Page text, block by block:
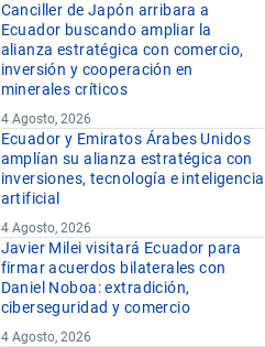
Canciller de Japón arribara a
Ecuador buscando ampliar la
alianza estratégica con comercio,
inversión y cooperación en
minerales críticos
4 Agosto, 2026
Ecuador y Emiratos Árabes Unidos
amplían su alianza estratégica con
inversiones, tecnología e inteligencia
artificial
4 Agosto, 2026
Javier Milei visitará Ecuador para
firmar acuerdos bilaterales con
Daniel Noboa: extradición,
ciberseguridad y comercio
4 Agosto, 2026